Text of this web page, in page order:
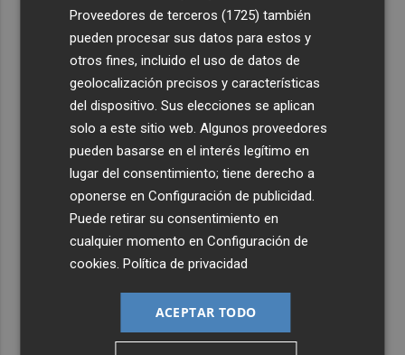
Proveedores de terceros (1725) también
pueden procesar sus datos para estos y
otros fines, incluido el uso de datos de
geolocalización precisos y características
del dispositivo. Sus elecciones se aplican
solo a este sitio web. Algunos proveedores
pueden basarse en el interés legítimo en
lugar del consentimiento; tiene derecho a
oponerse enConfiguración de publicidad.
Puede retirar su consentimiento en
cualquier momento enConfiguración de
cookies.Política de privacidad
ACEPTAR TODO